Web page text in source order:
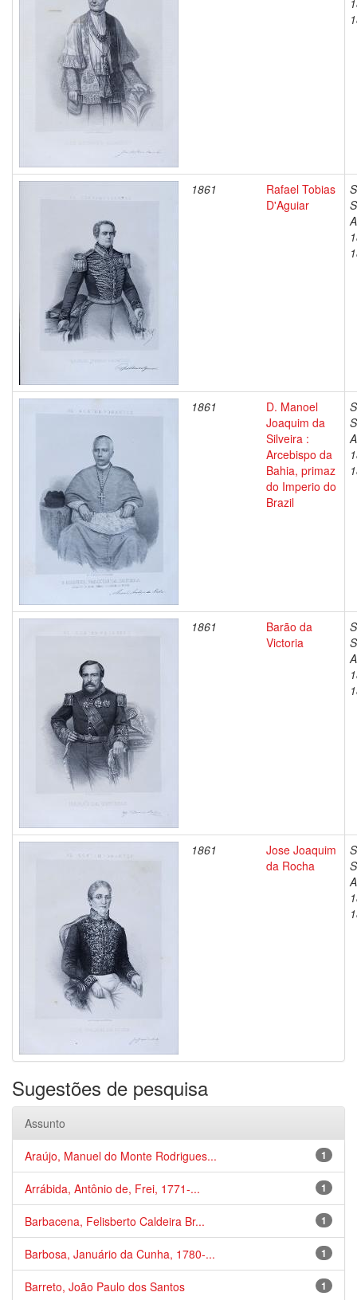
1861
Rafael Tobias
D'Aguiar
1861
D. Manoel
Joaquim da
Silveira :
Arcebispo da
Bahia, primaz
do Imperio do
Brazil
1861
Barão da
Victoria
1861
Jose Joaquim
da Rocha
Sugestões de pesquisa
Assunto
1
Araújo, Manuel do Monte Rodrigues...
1
Arrábida, Antônio de, Frei, 1771-...
1
Barbacena, Felisberto Caldeira Br...
1
Barbosa, Januário da Cunha, 1780-...
1
Barreto, João Paulo dos Santos